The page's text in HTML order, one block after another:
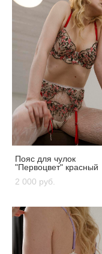
Пояс для чулок
"Первоцвет" красный
2 000 pуб.